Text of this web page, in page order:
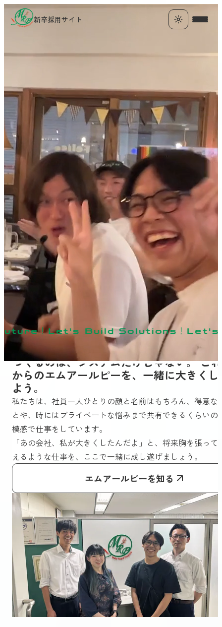
新卒採用サイト
！Let's Build Solutions！Let's
${Philosophy}
大切にしていること
つくるのは、システムだけじゃない。 これ
からのエムアールピーを、一緒に大きくし
よう。
私たちは、社員一人ひとりの顔と名前はもちろん、得意な
とや、時にはプライベートな悩みまで共有できるくらいの
模感で仕事をしています。
「あの会社、私が大きくしたんだよ」と、将来胸を張って
えるような仕事を、ここで一緒に成し遂げましょう。
エムアールピーを知る